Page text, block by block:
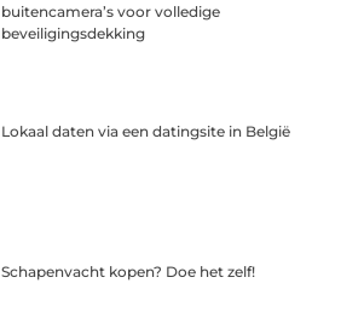
buitencamera’s voor volledige
beveiligingsdekking
Lokaal daten via een datingsite in België
Schapenvacht kopen? Doe het zelf!